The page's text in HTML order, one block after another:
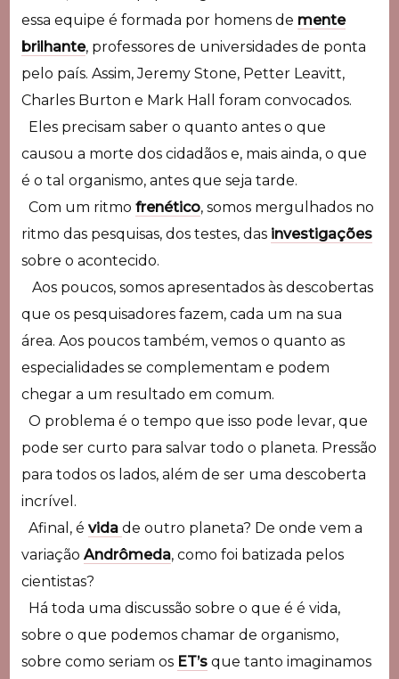
essa equipe é formada por homens de mente
brilhante, professores de universidades de ponta
pelo país. Assim, Jeremy Stone, Petter Leavitt,
Charles Burton e Mark Hall foram convocados.
Eles precisam saber o quanto antes o que
causou a morte dos cidadãos e, mais ainda, o que
é o tal organismo, antes que seja tarde.
Com um ritmo frenético, somos mergulhados no
ritmo das pesquisas, dos testes, das investigações
sobre o acontecido.
Aos poucos, somos apresentados às descobertas
que os pesquisadores fazem, cada um na sua
área. Aos poucos também, vemos o quanto as
especialidades se complementam e podem
chegar a um resultado em comum.
O problema é o tempo que isso pode levar, que
pode ser curto para salvar todo o planeta. Pressão
para todos os lados, além de ser uma descoberta
incrível.
Afinal, é vida de outro planeta? De onde vem a
variação Andrômeda, como foi batizada pelos
cientistas?
Há toda uma discussão sobre o que é é vida,
sobre o que podemos chamar de organismo,
sobre como seriam os ET’sque tanto imaginamos